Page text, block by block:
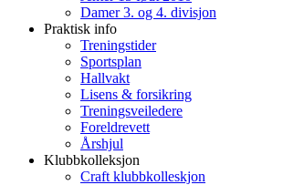
Damer 3. og 4. divisjon
Praktisk info
Treningstider
Sportsplan
Hallvakt
Lisens & forsikring
Treningsveiledere
Foreldrevett
Årshjul
Klubbkolleksjon
Craft klubbkolleskjon